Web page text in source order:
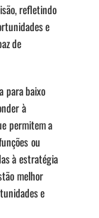
refletindo
e
de
para baixo
à
permitem a
ou
à estratégia
melhor
e